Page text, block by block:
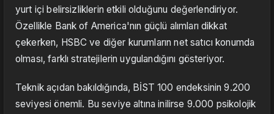
yurt içi belirsizliklerin etkili olduğunu değerlendiriyor.
Özellikle Bank of America'nın güçlü alımları dikkat
çekerken, HSBC ve diğer kurumların net satıcı konumda
olması, farklı stratejilerin uygulandığını gösteriyor.
Teknik açıdan bakıldığında, BİST 100 endeksinin 9.200
seviyesi önemli. Bu seviye altına inilirse 9.000 psikolojik